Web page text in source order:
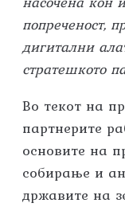
попреченост,
дигитални
стратешкото
Во текот на
партнерите
основите на
собирање и
државите на